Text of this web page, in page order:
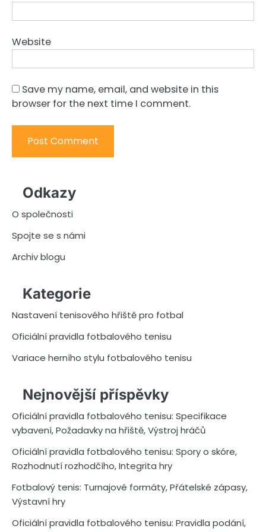
Website
Save my name, email, and website in this
browser for the next time I comment.
Odkazy
O společnosti
Spojte se s námi
Archiv blogu
Kategorie
Nastavení tenisového hřiště pro fotbal
Oficiální pravidla fotbalového tenisu
Variace herního stylu fotbalového tenisu
Nejnovější příspěvky
Oficiální pravidla fotbalového tenisu: Specifikace
vybavení, Požadavky na hřiště, Výstroj hráčů
Oficiální pravidla fotbalového tenisu: Spory o skóre,
Rozhodnutí rozhodčího, Integrita hry
Fotbalový tenis: Turnajové formáty, Přátelské zápasy,
Výstavní hry
Oficiální pravidla fotbalového tenisu: Pravidla podání,